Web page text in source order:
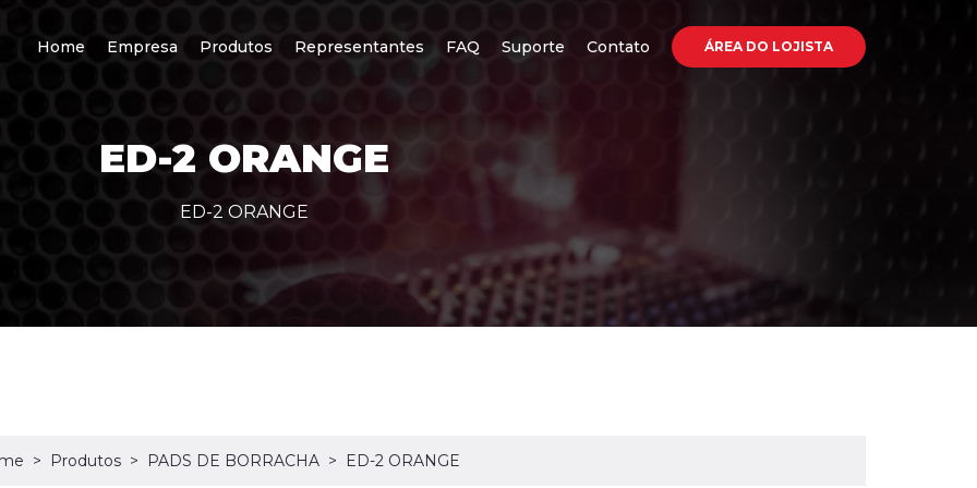
Home Empresa Produtos Representantes FAQ Suporte Contato ÁREA DO LOJISTA
ED-2 ORANGE
ED-2 ORANGE
Produtos PADS DE BORRACHA ED-2 ORANGE